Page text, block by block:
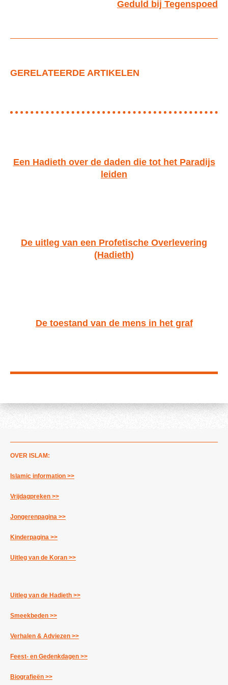
Geduld bij Tegenspoed
GERELATEERDE ARTIKELEN
Een Hadieth over de daden die tot het Paradijs
leiden
De uitleg van een Profetische Overlevering
(Hadieth)
De toestand van de mens in het graf
OVER ISLAM:
Islamic information >>
Vrijdagpreken >>
Jongerenpagina >>
Kinderpagina >>
Uitleg van de Koran >>
Uitleg van de Hadieth >>
Smeekbeden >>
Verhalen & Adviezen >>
Feest- en Gedenkdagen >>
Biografieën >>